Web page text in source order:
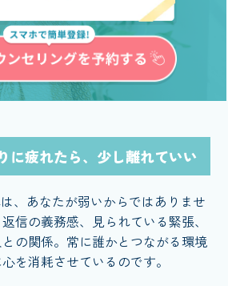
に疲れたら、少し離れていい
、あなたが弱いからではありませ
信の義務感、見られている緊張、
の関係。常に誰かとつながる環境
を消耗させているのです。